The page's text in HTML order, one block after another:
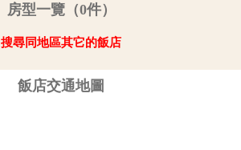
房型一覽（0件）
搜尋同地區其它的飯店
飯店交通地圖